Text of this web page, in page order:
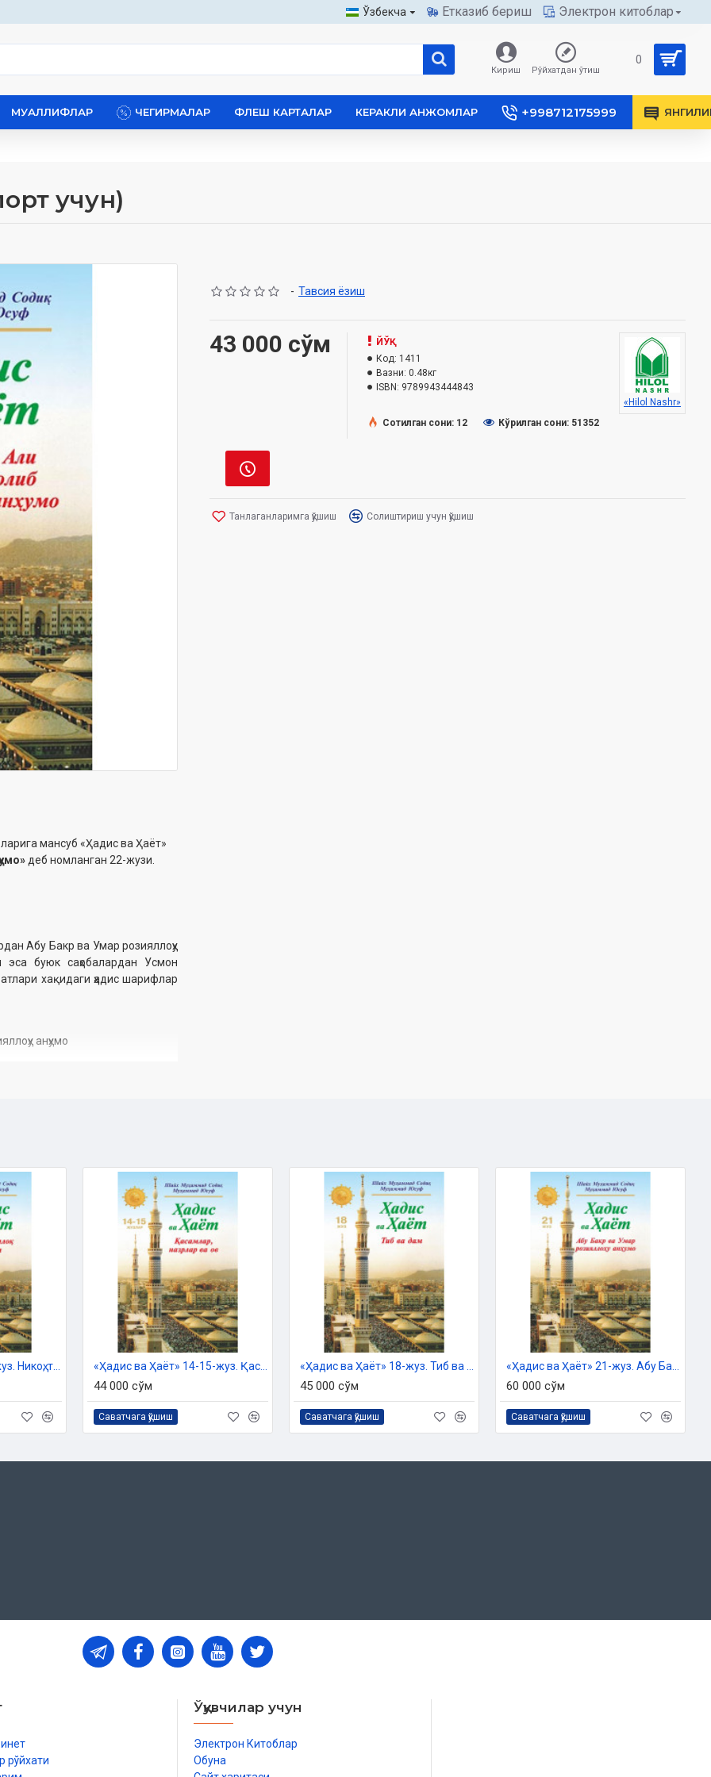
Ўзбекча Етказиб бериш Электрон китоблар
Кириш Рўйхатдан ўтиш
0
МУАЛЛИФЛАР ЧЕГИРМАЛАР ФЛЕШ КАРТАЛАР КЕРАКЛИ АНЖОМЛАР +998712175999
учун)
мансуб «Ҳадис ва Ҳаёт»
деб номланган 22-жузи.
Абу Бакр ва Умар розияллоҳу
эса буюк саҳобалардан Усмон
хақидаги ҳадис шарифлар
анҳумо
бўйича қўмитанинг 5343-
мумкин:
- Тавсия ёзиш
43 000 сўм
ЙЎҚ
Код: 1411
Вазни: 0.48кг
ISBN: 9789943444843
«Hilol Nashr»
Сотилган сони: 12
Кўрилган сони: 51352
Танлаганларимга қўшиш Солиштириш учун қўшиш
44 000 сўм
Саватчага қўшиш
45 000 сўм
Саватчага қўшиш
60 000 сўм
Саватчага қўшиш
рўйхати
Ўқувчилар учун
Электрон Китоблар
Обуна